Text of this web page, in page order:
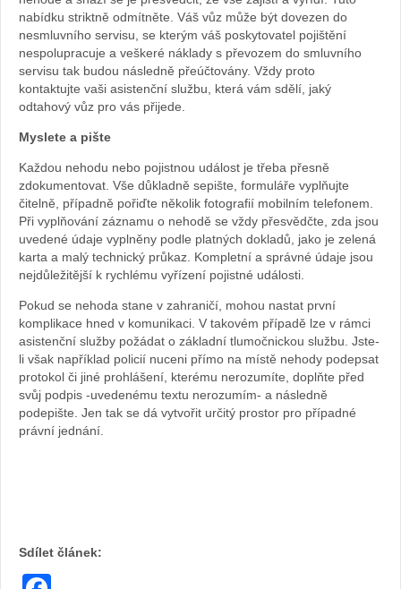
nabídku striktně odmítněte. Váš vůz může být dovezen do
nesmluvního servisu, se kterým váš poskytovatel pojištění
nespolupracuje a veškeré náklady s převozem do smluvního
servisu tak budou následně přeúčtovány. Vždy proto
kontaktujte vaši asistenční službu, která vám sdělí, jaký
odtahový vůz pro vás přijede.
Myslete a pište
Každou nehodu nebo pojistnou událost je třeba přesně
zdokumentovat. Vše důkladně sepište, formuláře vyplňujte
čitelně, případně pořiďte několik fotografií mobilním telefonem.
Při vyplňování záznamu o nehodě se vždy přesvědčte, zda jsou
uvedené údaje vyplněny podle platných dokladů, jako je zelená
karta a malý technický průkaz. Kompletní a správné údaje jsou
nejdůležitější k rychlému vyřízení pojistné události.
Pokud se nehoda stane v zahraničí, mohou nastat první
komplikace hned v komunikaci. V takovém případě lze v rámci
asistenční služby požádat o základní tlumočnickou službu. Jste-
li však například policií nuceni přímo na místě nehody podepsat
protokol či jiné prohlášení, kterému nerozumíte, doplňte před
svůj podpis -uvedenému textu nerozumím- a následně
podepište. Jen tak se dá vytvořit určitý prostor pro případné
právní jednání.
Sdílet článek: